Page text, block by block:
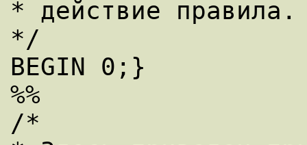
* действие правила.
*/
BEGIN 0;}
%%
/*